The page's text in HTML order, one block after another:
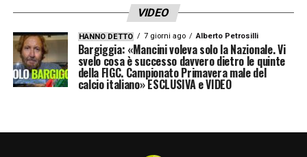
VIDEO
HANNO DETTO 7 giorni ago Alberto Petrosilli
Bargiggia: «Mancini voleva solo la Nazionale. Vi
svelo cosa è successo davvero dietro le quinte
della FIGC. Campionato Primavera male del
calcio italiano» ESCLUSIVA e VIDEO